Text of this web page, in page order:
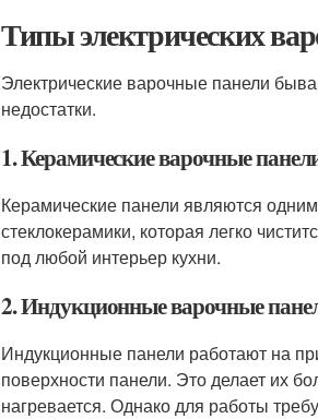
Типы электрических
Электрические варочные панели
недостатки.
1. Керамические варочные
Керамические панели являются
стеклокерамики, которая легко
под любой интерьер кухни.
2. Индукционные варочные
Индукционные панели работают на
поверхности панели. Это делает их
нагревается. Однако для работы